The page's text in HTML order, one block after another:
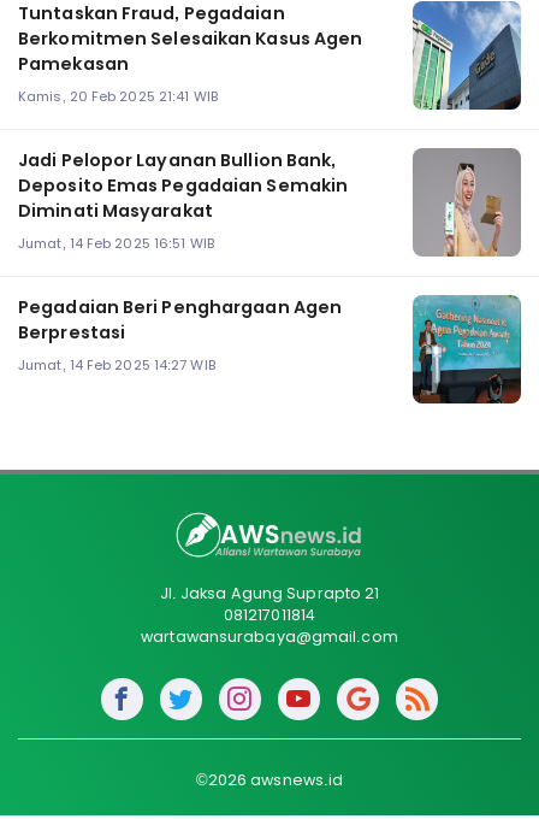
Tuntaskan Fraud, Pegadaian
Berkomitmen Selesaikan Kasus Agen
Pamekasan
Kamis, 20 Feb 2025 21:41 WIB
Jadi Pelopor Layanan Bullion Bank,
Deposito Emas Pegadaian Semakin
Diminati Masyarakat
Jumat, 14 Feb 2025 16:51 WIB
Pegadaian Beri Penghargaan Agen
Berprestasi
Jumat, 14 Feb 2025 14:27 WIB
Jl. Jaksa Agung Suprapto 21
081217011814
wartawansurabaya@gmail.com
©2026 awsnews.id